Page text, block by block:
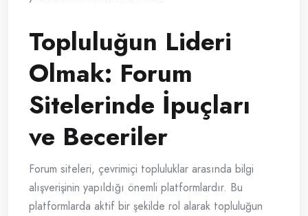
Topluluğun Lideri
Olmak: Forum
Sitelerinde İpuçları
ve Beceriler
Forum siteleri, çevrimiçi topluluklar arasında bilgi
alışverişinin yapıldığı önemli platformlardır. Bu
platformlarda aktif bir şekilde rol alarak topluluğun